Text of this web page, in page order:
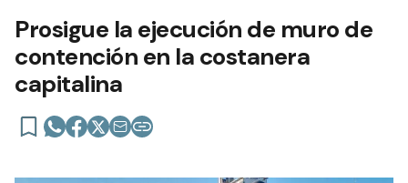
Prosigue la ejecución de muro de
contención en la costanera
capitalina